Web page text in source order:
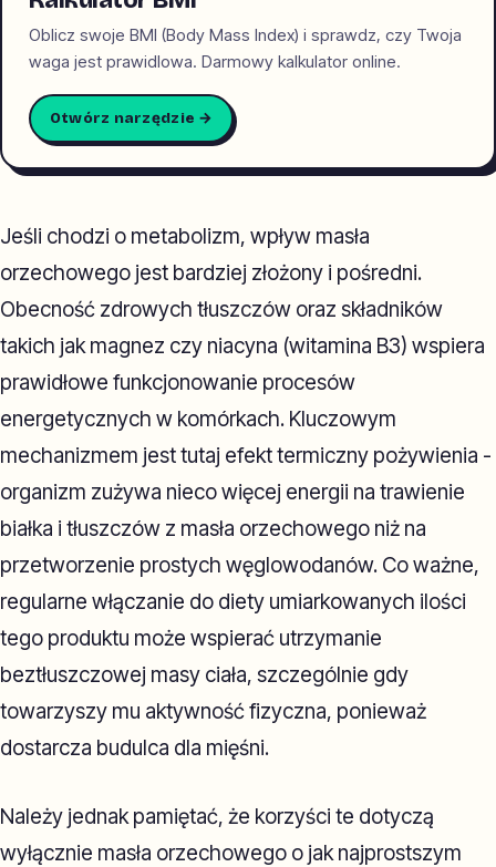
Oblicz swoje BMI (Body Mass Index) i sprawdz, czy Twoja
waga jest prawidlowa. Darmowy kalkulator online.
Otwórz narzędzie →
Jeśli chodzi o metabolizm, wpływ masła
orzechowego jest bardziej złożony i pośredni.
Obecność zdrowych tłuszczów oraz składników
takich jak magnez czy niacyna (witamina B3) wspiera
prawidłowe funkcjonowanie procesów
energetycznych w komórkach. Kluczowym
mechanizmem jest tutaj efekt termiczny pożywienia -
organizm zużywa nieco więcej energii na trawienie
białka i tłuszczów z masła orzechowego niż na
przetworzenie prostych węglowodanów. Co ważne,
regularne włączanie do diety umiarkowanych ilości
tego produktu może wspierać utrzymanie
beztłuszczowej masy ciała, szczególnie gdy
towarzyszy mu aktywność fizyczna, ponieważ
dostarcza budulca dla mięśni.
Należy jednak pamiętać, że korzyści te dotyczą
wyłącznie masła orzechowego o jak najprostszym